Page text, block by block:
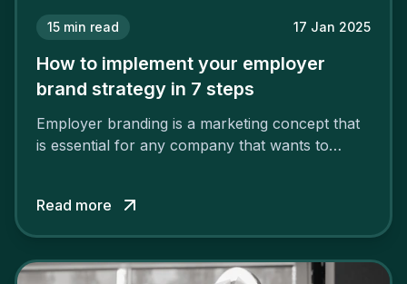
15 min read 17 Jan 2025
How to implement your employer
brand strategy in 7 steps
Employer branding is a marketing concept that
is essential for any company that wants to
solid and positive employer brand are clear, you
cannot simply wave a magic wand for it to be
Read more